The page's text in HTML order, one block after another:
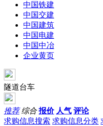
中国铁建
中国交建
中国建筑
中国电建
中国中冶
企业黄页
隧道台车
推荐 综合 报价 人气 评论
求购信息搜索 求购信息分类